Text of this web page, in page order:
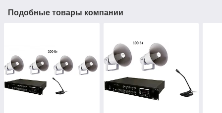
Подобные товары компании